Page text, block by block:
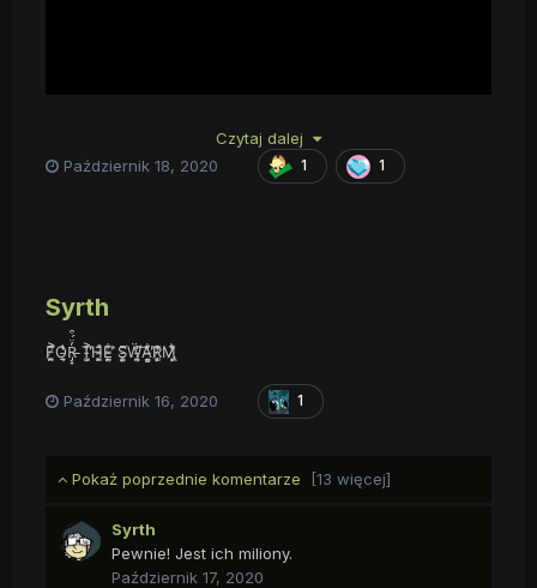
Czytaj dalej
Październik 18, 2020
1 1
Syrth
F̸̪̫̞̈́̀͐O̵̫̘͉̾̔͛R̵̡̟̓̈́͒ T̵͚͕̓͐̕H̴̙͚̙͊̽E̴͍̫̙͋͘̕ Ș̵̻͍̀͊̈́Ẅ̵͙͉̪́̓͠A̴͙͇͍̓͋̕R̸͚̞̦̓͊͛M̸̢͓͙͛̀͋
Październik 16, 2020 1
Pokaż poprzednie komentarze [13 więcej]
Syrth
Pewnie! Jest ich miliony.
Październik 17, 2020